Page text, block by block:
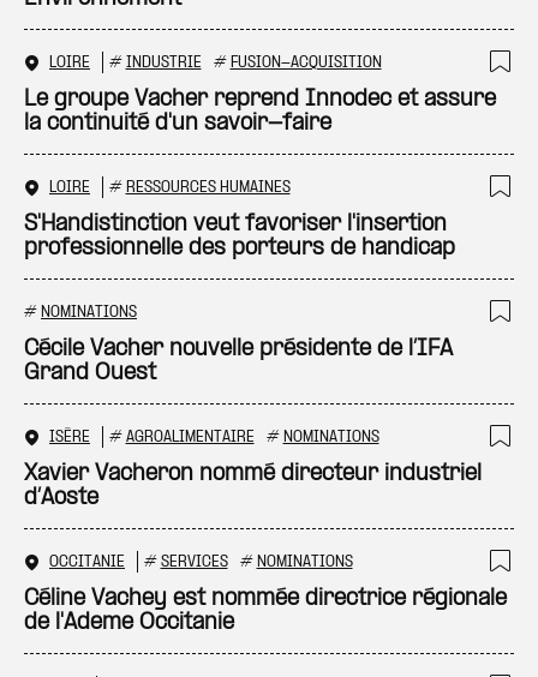
LOIRE # INDUSTRIE # FUSION-ACQUISITION
Le groupe Vacher reprend Innodec et assure
la continuité d'un savoir-faire
LOIRE # RESSOURCES HUMAINES
S'Handistinction veut favoriser l'insertion
professionnelle des porteurs de handicap
# NOMINATIONS
Cécile Vacher nouvelle présidente de l’IFA
Grand Ouest
ISÈRE # AGROALIMENTAIRE # NOMINATIONS
Xavier Vacheron nommé directeur industriel
d’Aoste
OCCITANIE # SERVICES # NOMINATIONS
Céline Vachey est nommée directrice régionale
de l'Ademe Occitanie